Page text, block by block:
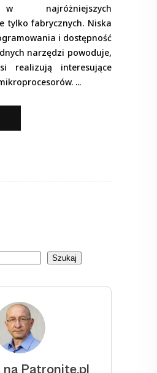
najróżniejszych
tylko fabrycznych. Niska
i dostępność
narzędzi powoduje,
realizują interesujące
Szukaj